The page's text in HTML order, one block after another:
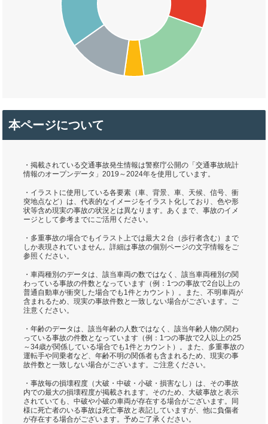
本ページについて
・掲載されている交通事故発生情報は警察庁公開の「交通事故統計
情報のオープンデータ」2019～2024年を使用しています。
・イラストに使用している各要素（車、背景、車、天候、信号、衝
突地点など）は、代表的なイメージをイラスト化しており、色や形
状等含め現実の事故の状況とは異なります。あくまで、事故のイメ
ージとして参考までにご活用ください。
・多重事故の場合でもイラスト上では最大２台（歩行者含む）まで
しか表現されていません。詳細は事故の個別ページの文字情報をご
参照ください。
・車両種別のデータは、該当車両の数ではなく、該当車両種別の関
わっている事故の件数となっています（例：1つの事故で2台以上の
普通自動車が衝突した場合でも1件とカウント）。また、不明車両が
含まれるため、現実の事故件数と一致しない場合がございます。ご
注意ください。
・年齢のデータは、該当年齢の人数ではなく、該当年齢人物の関わ
っている事故の件数となっています（例：1つの事故で2人以上の25
～34歳が関係している場合でも1件とカウント）。また、多重事故の
運転手や同乗者など、年齢不明の関係者も含まれるため、現実の事
故件数と一致しない場合がございます。ご注意ください。
・事故毎の損壊程度（大破・中破・小破・損害なし）は、その事故
内での最大の損壊程度が掲載されます。そのため、大破事故と表示
されていても、中破や小破の車両が存在する場合がございます。同
様に死亡者のいる事故は死亡事故と表記していますが、他に負傷者
が存在する場合がございます。予めご了承ください。